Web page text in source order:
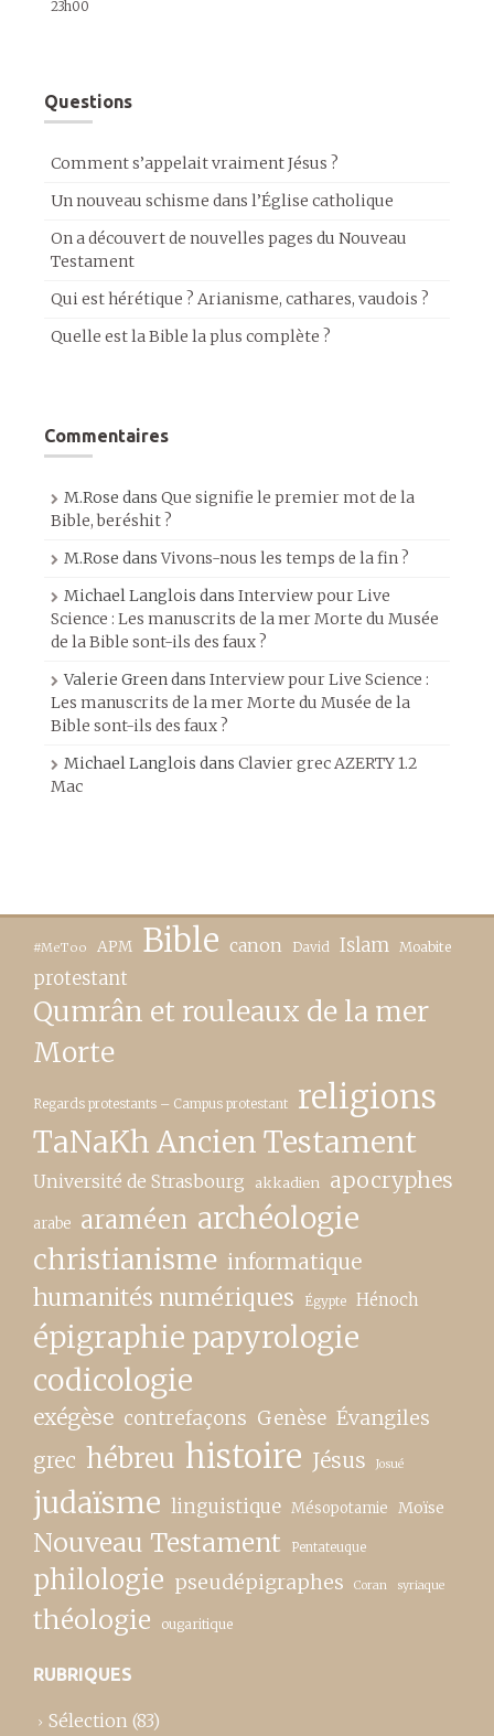
23h00
Questions
Comment s’appelait vraiment Jésus ?
Un nouveau schisme dans l’Église catholique
On a découvert de nouvelles pages du Nouveau
Testament
Qui est hérétique ? Arianisme, cathares, vaudois ?
Quelle est la Bible la plus complète ?
Commentaires
M.Rose dans Que signifie le premier mot de la
Bible, beréshit ?
M.Rose dansVivons-nous les temps de la fin ?
Michael Langlois dans Interview pour Live
Science : Les manuscrits de la mer Morte du Musée
de la Bible sont-ils des faux ?
Valerie Greendans Interview pour Live Science :
Les manuscrits de la mer Morte du Musée de la
Bible sont-ils des faux ?
Michael Langlois dans Clavier grec AZERTY 1.2
Mac
#MeToo APM Bible canon David Islam Moabite
protestant
Qumrân et rouleaux de la mer
Morte
Regards protestants – Campus protestant religions
TaNaKh Ancien Testament
Université de Strasbourg akkadien apocryphes
arabe araméen archéologie
christianisme informatique
humanités numériques Égypte Hénoch
épigraphie papyrologie
codicologie
exégèse contrefaçons Genèse Évangiles
grec hébreu histoire Jésus Josué
judaïsme linguistique Mésopotamie Moïse
Nouveau Testament Pentateuque
philologie pseudépigraphes Coran syriaque
théologie ougaritique
RUBRIQUES
Sélection (83)